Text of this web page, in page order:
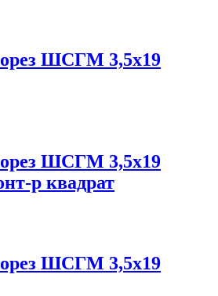
ШСГМ 3,5х19
ШСГМ 3,5х19
р квадрат
ШСГМ 3,5х19